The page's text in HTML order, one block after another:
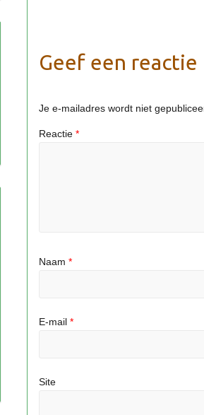
Geef een reactie
Je e-mailadres wordt niet
Reactie *
Naam *
E-mail *
Site